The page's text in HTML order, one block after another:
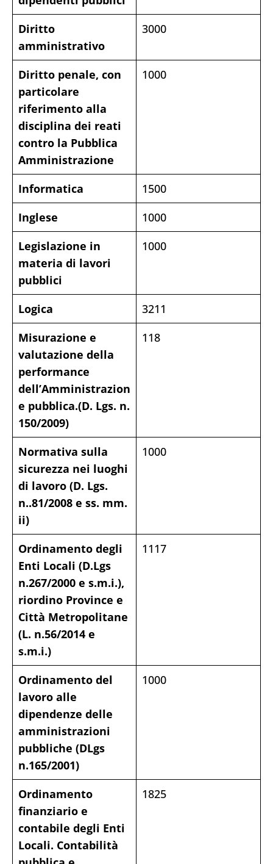
Diritto
amministrativo
3000
Diritto penale, con
particolare
riferimento alla
disciplina dei reati
contro la Pubblica
Amministrazione
1000
Informatica
1500
Inglese
1000
Legislazione in
materia di lavori
pubblici
1000
Logica
3211
Misurazione e
valutazione della
performance
dell’Amministrazion
e pubblica.(D. Lgs. n.
150/2009)
118
Normativa sulla
sicurezza nei luoghi
di lavoro (D. Lgs.
n..81/2008 e ss. mm.
ii)
1000
Ordinamento degli
Enti Locali (D.Lgs
n.267/2000 e s.m.i.),
riordino Province e
Città Metropolitane
(L. n.56/2014 e
s.m.i.)
1117
Ordinamento del
lavoro alle
dipendenze delle
amministrazioni
pubbliche (DLgs
n.165/2001)
1000
Ordinamento
finanziario e
contabile degli Enti
Locali. Contabilità
1825